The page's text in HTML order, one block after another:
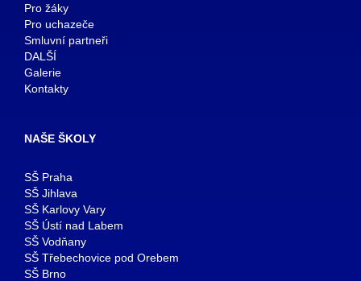
Pro žáky
Pro uchazeče
Smluvní partneři
DALŠÍ
Galerie
Kontakty
NAŠE ŠKOLY
SŠ Praha
SŠ Jihlava
SŠ Karlovy Vary
SŠ Ústí nad Labem
SŠ Vodňany
SŠ Třebechovice pod Orebem
SŠ Brno